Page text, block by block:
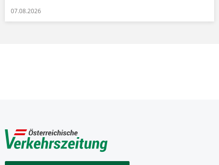
07.08.2026